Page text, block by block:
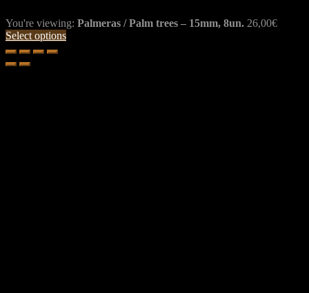
You're viewing: Palmeras / Palm trees – 15mm, 8un. 26,00€
Select options